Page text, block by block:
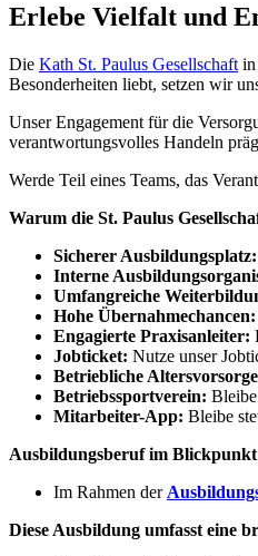
Erlebe Vielfalt und
Die Kath St. Paulus Gesellschaft in
Besonderheiten liebt, setzen wir
Unser Engagement für die
verantwortungsvolles Handeln
Werde Teil eines Teams, das
Warum die St. Paulus
Sicherer Ausbildungsplatz:
Interne
Umfangreiche
Hohe Übernahmechancen:
Engagierte Praxisanleiter:
Jobticket: Nutze unser
Betriebliche
Betriebssportverein:
Mitarbeiter-App: Bleibe
Ausbildungsberuf im
Im Rahmen der
Diese Ausbildung umfasst eine